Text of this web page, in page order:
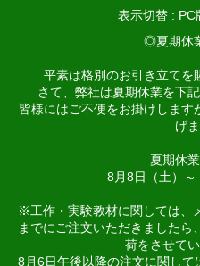
表示切替 : PC
◎夏期休
平素は格別のお引き立てを
さて、弊社は夏期休業を下
皆様にはご不便をお掛けしま
げま
夏期休
8月8日（土）
※工作・実験教材に関しては、
までにご注文いただきましたら
荷をさせて
8月6日午後以降の注文に関し